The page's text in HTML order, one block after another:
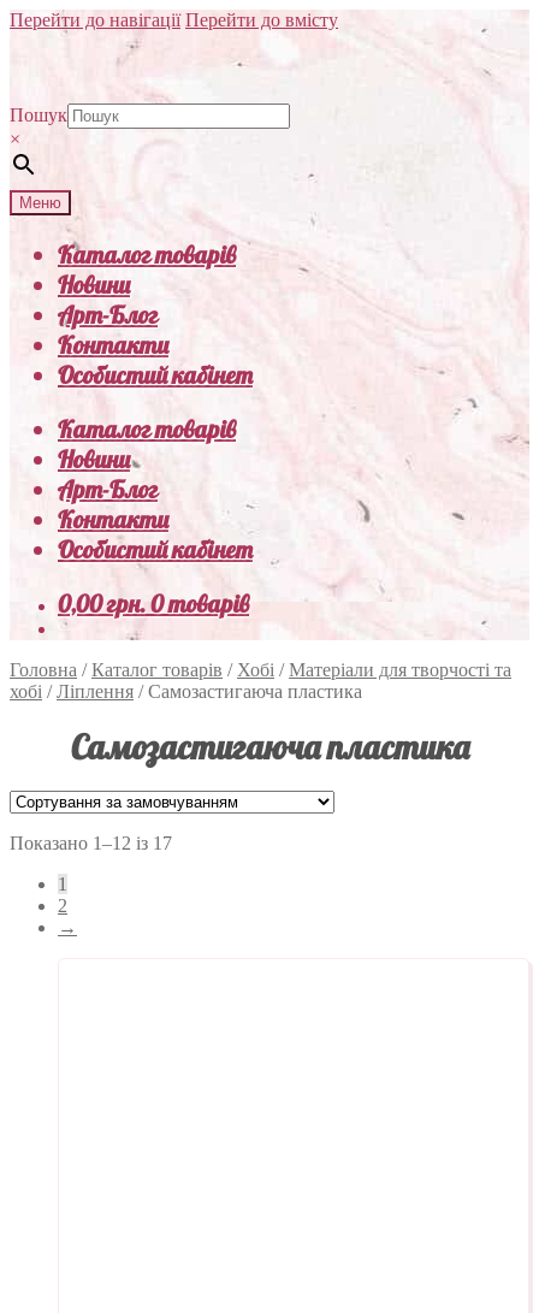
Перейти до навігації Перейти до вмісту
Пошук
×
Меню
Каталог товарів
Новини
Арт-Блог
Контакти
Особистий кабінет
Каталог товарів
Новини
Арт-Блог
Контакти
Особистий кабінет
0,00грн.0 товарів
Головна /Каталог товарів / Хобі /Матеріали для творчості та
хобі /Ліплення /Самозастигаюча пластика
Самозастигаюча пластика
Показано 1–12 із 17
1
2
→